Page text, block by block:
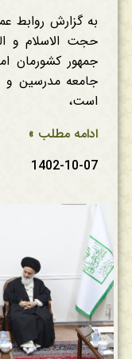
به گزارش روابط
حجت الاسلام و
جمهور کشورمان
جامعه مدرسین و
است،
ادامه مطلب »
1402-10-07